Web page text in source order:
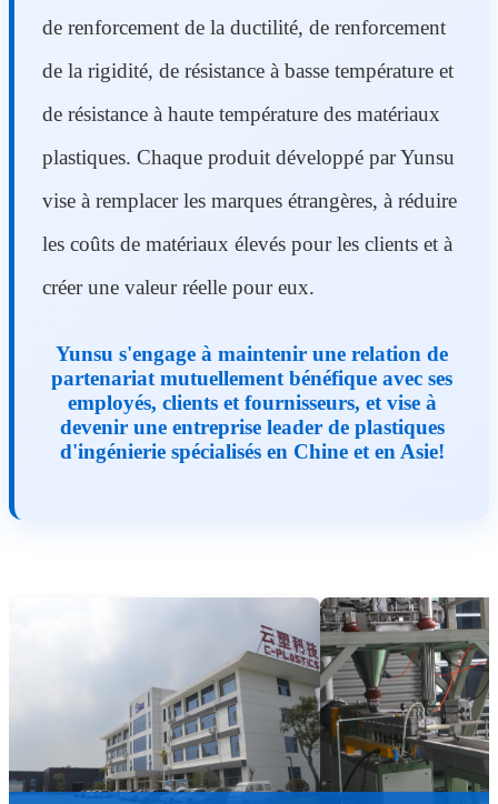
de renforcement de la ductilité, de renforcement
de la rigidité, de résistance à basse température et
de résistance à haute température des matériaux
plastiques. Chaque produit développé par Yunsu
vise à remplacer les marques étrangères, à réduire
les coûts de matériaux élevés pour les clients et à
créer une valeur réelle pour eux.
Yunsu s'engage à maintenir une relation de
partenariat mutuellement bénéfique avec ses
employés, clients et fournisseurs, et vise à
devenir une entreprise leader de plastiques
d'ingénierie spécialisés en Chine et en Asie!